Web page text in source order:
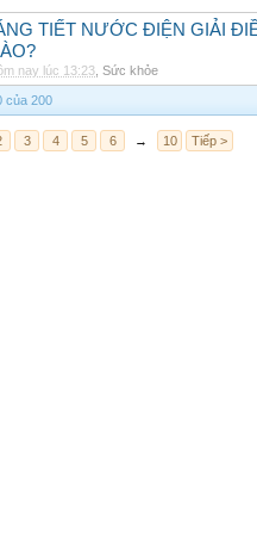
TIẾT NƯỚC ĐIỆN GIẢI
nay lúc 13:23 Sức khỏe
của 200
3 4 5 6 → 10 Tiếp >